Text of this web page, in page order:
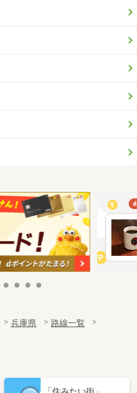
兵庫県
路線一覧